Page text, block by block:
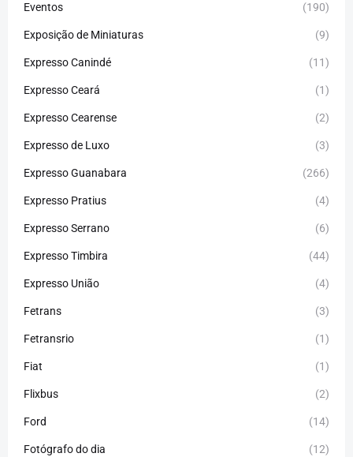
Eventos (190)
Exposição de Miniaturas (9)
Expresso Canindé (11)
Expresso Ceará (1)
Expresso Cearense (2)
Expresso de Luxo (3)
Expresso Guanabara (266)
Expresso Pratius (4)
Expresso Serrano (6)
Expresso Timbira (44)
Expresso União (4)
Fetrans (3)
Fetransrio (1)
Fiat (1)
Flixbus (2)
Ford (14)
Fotógrafo do dia (12)